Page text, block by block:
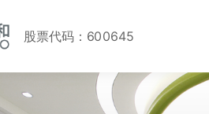
股票代码：600645